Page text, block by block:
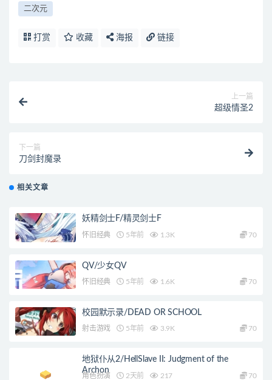
二次元
打赏 收藏 海报 链接
上一篇
超级情圣2
下一篇
刀剑封魔录
相关文章
妖精剑士F/精灵剑士F
怀旧经典 5年前 1.3K 70
QV/少女QV
怀旧经典 5年前 1.6K 70
校园默示录/DEAD OR SCHOOL
射击游戏 5年前 3.9K 70
地狱仆从2/HellSlave II: Judgment of the
Archon
角色扮演 2天前 217 70